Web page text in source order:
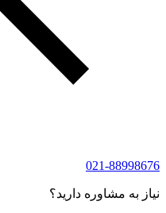
021-88998676
نیاز به مشاوره دارید؟